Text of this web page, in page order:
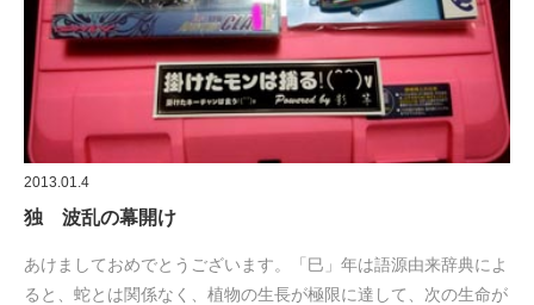
2013.01.4
独 波乱の幕開け
あけましておめでとうございます。「巳」年は語源由来辞典によ
ると、蛇とは関係なく、植物の生長が極限に達して、次の生命が